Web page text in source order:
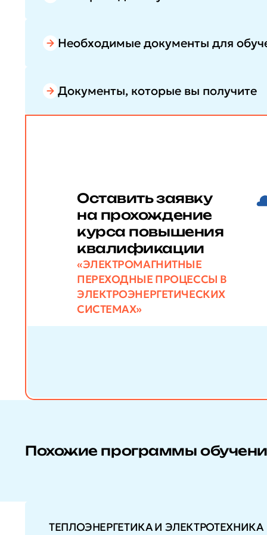
Необходимые документы для
Документы, которые вы получите
Оставить заявку
на прохождение
курса повышения
квалификации
«ЭЛЕКТРОМАГНИТНЫЕ
ПЕРЕХОДНЫЕ ПРОЦЕССЫ В
ЭЛЕКТРОЭНЕРГЕТИЧЕСКИХ
СИСТЕМАХ»
Похожие программы
ТЕПЛОЭНЕРГЕТИКА И ЭЛЕКТРОТЕХНИКА